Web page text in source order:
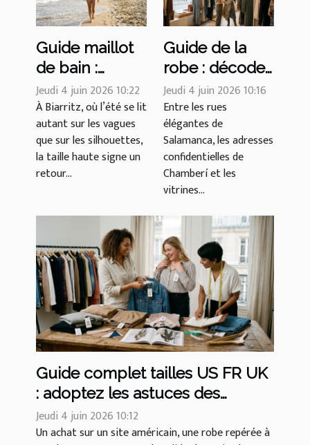
Guide maillot
de bain :
décryptage du
retour des
tailles hautes à
Biarritz
Jeudi 4 juin 2026 10:22
À Biarritz, où l’été se lit
autant sur les vagues
que sur les silhouettes,
la taille haute signe un
retour...
Guide de la
robe : décodez
l’art du choix
dans les
quartiers chics
de madrid
Jeudi 4 juin 2026 10:16
Entre les rues
élégantes de
Salamanca, les adresses
confidentielles de
Chamberí et les
vitrines...
Guide complet tailles US FR UK
: adoptez les astuces des
stylistes pour ne jamais se
tromper
Jeudi 4 juin 2026 10:12
Un achat sur un site américain, une robe repérée à